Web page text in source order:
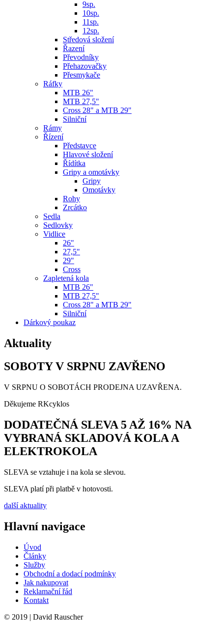
9sp.
10sp.
11sp.
12sp.
Středová složení
Řazení
Převodníky
Přehazovačky
Přesmykače
Ráfky
MTB 26"
MTB 27,5"
Cross 28" a MTB 29"
Silniční
Rámy
Řízení
Představce
Hlavové složení
Řídítka
Gripy a omotávky
Gripy
Omotávky
Rohy
Zrcátko
Sedla
Sedlovky
Vidlice
26"
27,5"
29"
Cross
Zapletená kola
MTB 26"
MTB 27,5"
Cross 28" a MTB 29"
Silniční
Dárkový poukaz
Aktuality
SOBOTY V SRPNU ZAVŘENO
V SRPNU O SOBOTÁCH PRODEJNA UZAVŘENA.
Děkujeme RKcyklos
DODATEČNÁ SLEVA 5 AŽ 16% NA
VYBRANÁ SKLADOVÁ KOLA A
ELEKTROKOLA
SLEVA se vztahuje i na kola se slevou.
SLEVA platí při platbě v hotovosti.
další aktuality
Hlavní navigace
Úvod
Články
Služby
Obchodní a dodací podmínky
Jak nakupovat
Reklamační řád
Kontakt
© 2019 | David Rauscher